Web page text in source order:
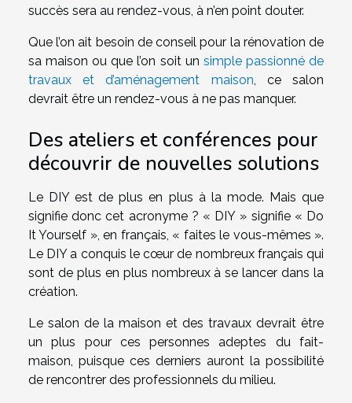
succès sera au rendez-vous, à n’en point douter.
Que l’on ait besoin de conseil pour la rénovation de
sa maison ou que l’on soit un simple passionné de
travaux et d’aménagement maison, ce salon
devrait être un rendez-vous à ne pas manquer.
Des ateliers et conférences pour
découvrir de nouvelles solutions
Le DIY est de plus en plus à la mode. Mais que
signifie donc cet acronyme ? « DIY » signifie « Do
It Yourself », en français, « faites le vous-mêmes ».
Le DIY a conquis le cœur de nombreux français qui
sont de plus en plus nombreux à se lancer dans la
création.
Le salon de la maison et des travaux devrait être
un plus pour ces personnes adeptes du fait-
maison, puisque ces derniers auront la possibilité
de rencontrer des professionnels du milieu.